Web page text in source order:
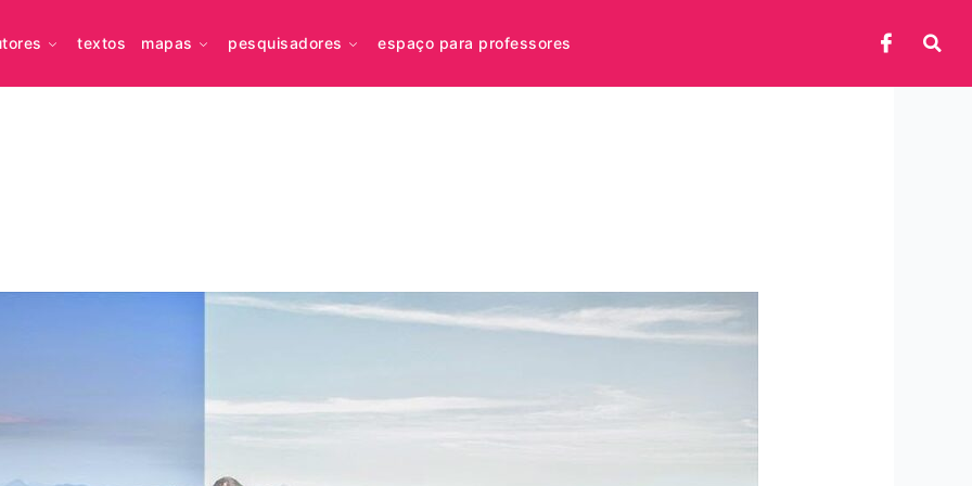
textos mapas pesquisadores espaço para professores